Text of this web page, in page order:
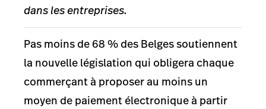
dans les entreprises.
Pas moins de 68 % des Belges soutiennent
la nouvelle législation qui obligera chaque
commerçant à proposer au moins un
moyen de paiement électronique à partir